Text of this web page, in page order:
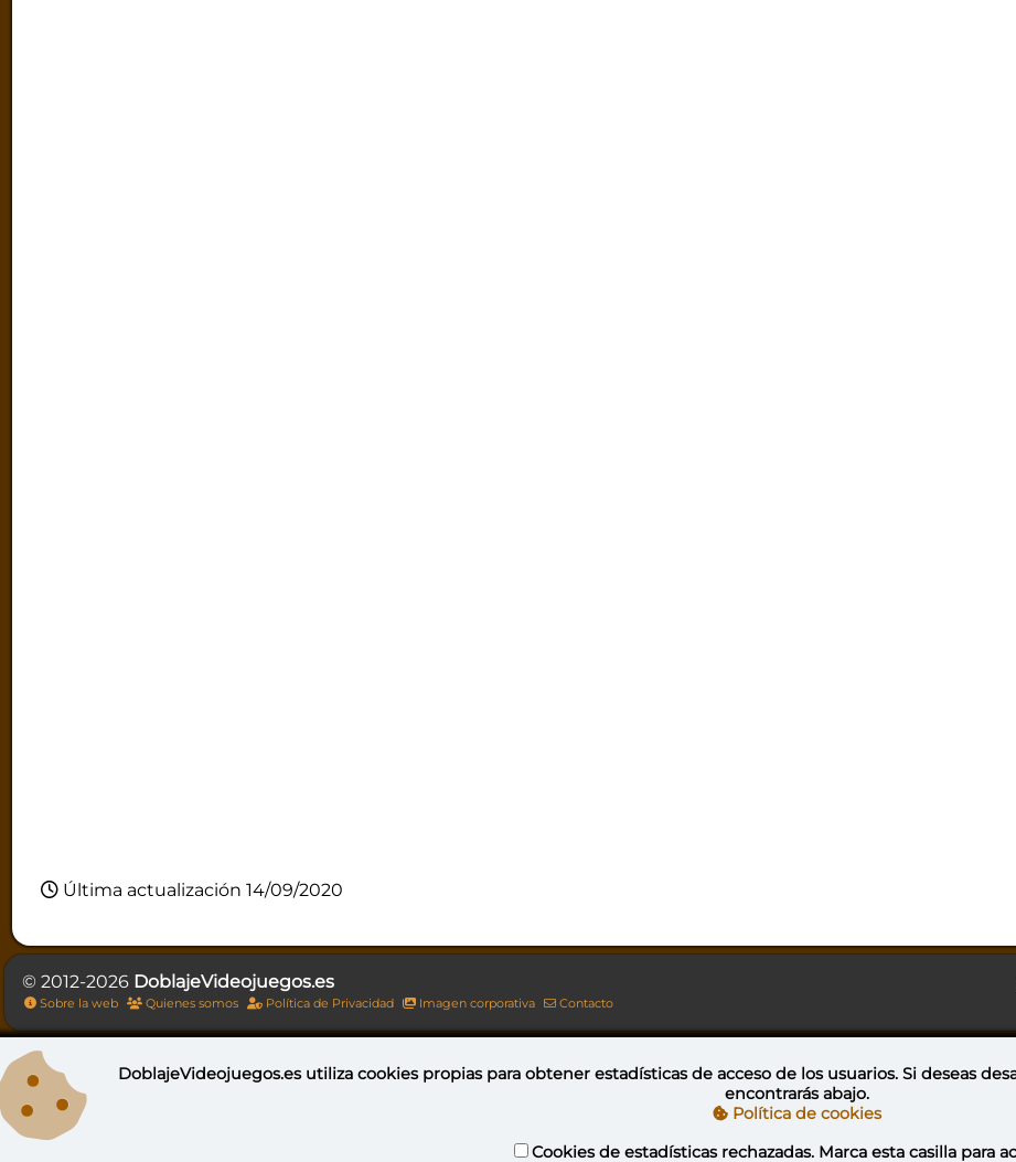
Última actualización 14/09/2020
© 2012-2026 DoblajeVideojuegos.es
Sobre la web Quienes somos Política de Privacidad Imagen corporativa Contacto
Esta obra está bajo una licencia de Creative Commons Reconocimiento-NoComercial-CompartirIgual 4.0 Internacional
DoblajeVideojuegos.es utilizacookies propiaspara obtener estadísticas de acceso de los usuarios. Si deseas
encontrarás abajo.
Política de cookies
Cookies de estadísticas rechazadas. Marca esta casilla para